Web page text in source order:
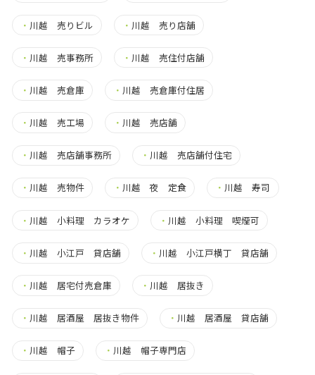
・ 川越 売りビル ・ 川越 売り店舗
・ 川越 売事務所 ・ 川越 売住付店舗
・ 川越 売倉庫 ・ 川越 売倉庫付住居
・ 川越 売工場 ・ 川越 売店舗
・ 川越 売店舗事務所 ・ 川越 売店舗付住宅
・ 川越 売物件 ・ 川越 夜 定食 ・ 川越 寿司
・ 川越 小料理 カラオケ ・ 川越 小料理 喫煙可
・ 川越 小江戸 貸店舗 ・ 川越 小江戸横丁 貸店舗
・ 川越 居宅付売倉庫 ・ 川越 居抜き
・ 川越 居酒屋 居抜き物件 ・ 川越 居酒屋 貸店舗
・ 川越 帽子 ・ 川越 帽子専門店